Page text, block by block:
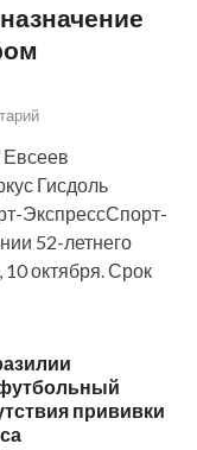
Гисдоль
ЭкспрессСпорт-
52-летнего
10 октября. Срок
прививки